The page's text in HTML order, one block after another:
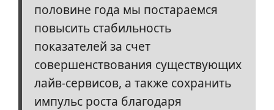
половине года мы постараемся
повысить стабильность
показателей за счет
совершенствования существующих
лайв-сервисов, а также сохранить
импульс роста благодаря